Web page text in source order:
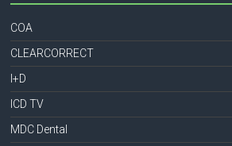
COA
CLEARCORRECT
I+D
ICD TV
MDC Dental